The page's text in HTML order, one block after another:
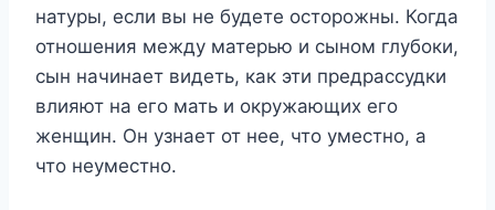
натуры, если вы не будете осторожны. Когда
отношения между матерью и сыном глубоки,
сын начинает видеть, как эти предрассудки
влияют на его мать и окружающих его
женщин. Он узнает от нее, что уместно, а
что неуместно.